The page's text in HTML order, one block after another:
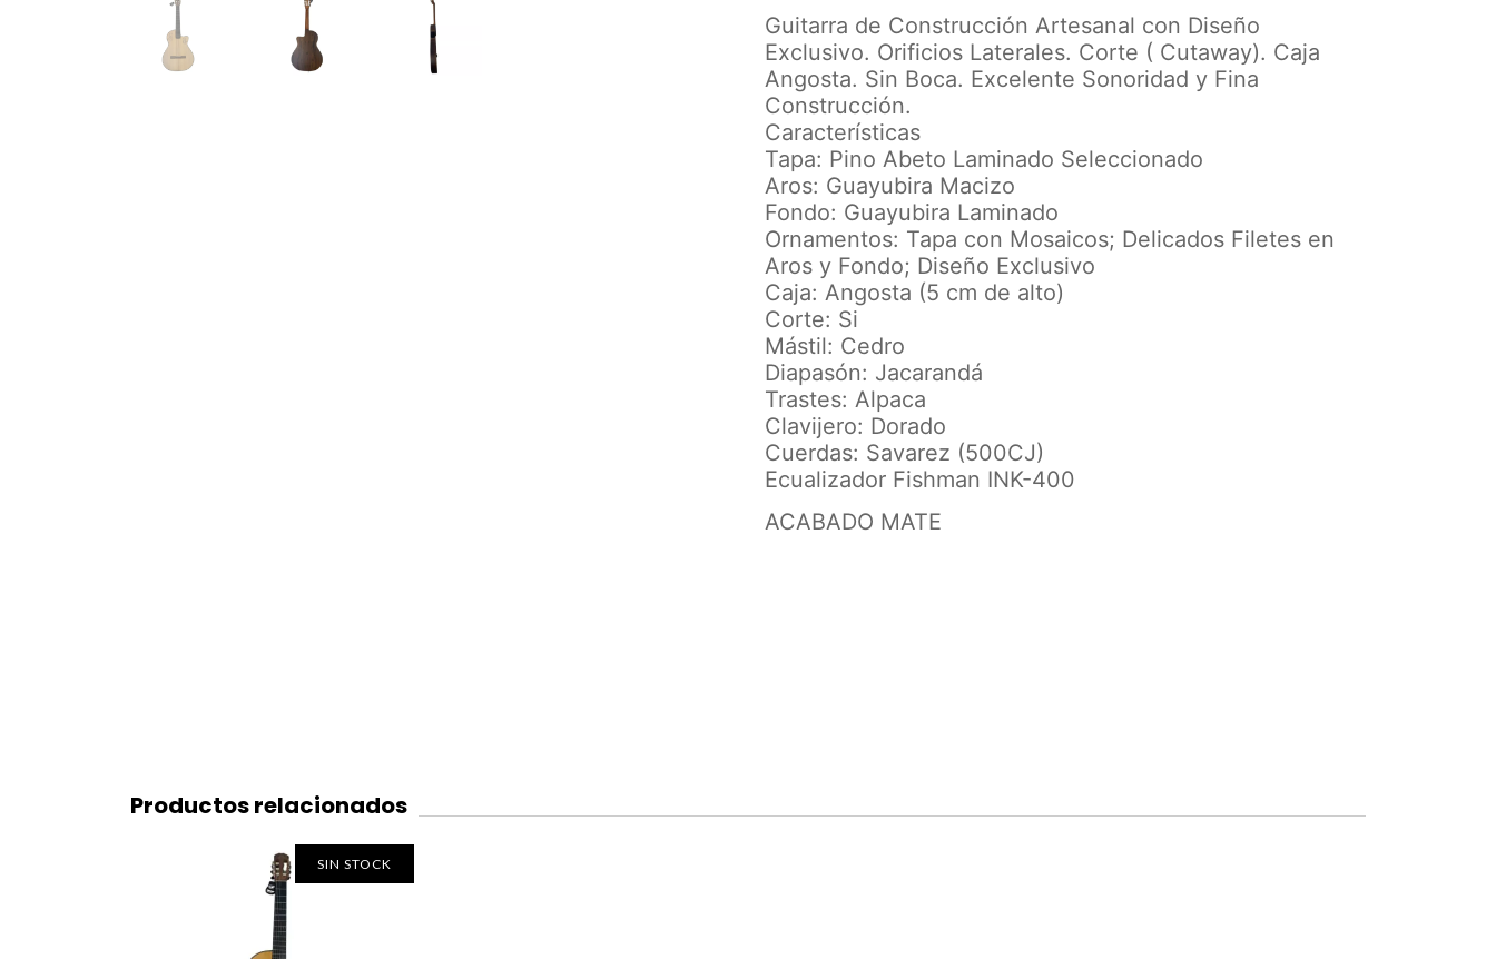
Guitarra de Construcción Artesanal con Diseño
Exclusivo. Orificios Laterales. Corte ( Cutaway). Caja
Angosta. Sin Boca. Excelente Sonoridad y Fina
Construcción.
Características
Tapa: Pino Abeto Laminado Seleccionado
Aros: Guayubira Macizo
Fondo: Guayubira Laminado
Ornamentos: Tapa con Mosaicos; Delicados Filetes en
Aros y Fondo; Diseño Exclusivo
Caja: Angosta (5 cm de alto)
Corte: Si
Mástil: Cedro
Diapasón: Jacarandá
Trastes: Alpaca
Clavijero: Dorado
Cuerdas: Savarez (500CJ)
Ecualizador Fishman INK-400
ACABADO MATE
Productos relacionados
SIN STOCK